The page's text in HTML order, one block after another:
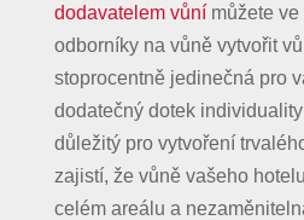
dodavatelem vůnímůžete ve
odborníky na vůně vytvořit
stoprocentně jedinečná pro
dodatečný dotek
důležitý pro vytvoření
zajistí, že vůně vašeho
celém areálu a